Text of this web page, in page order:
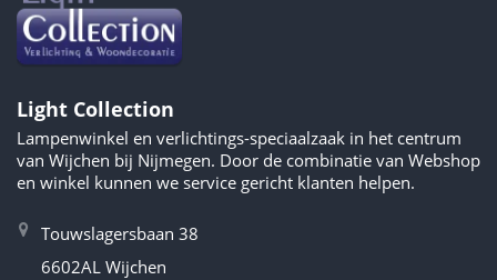
Light Collection
Lampenwinkel en verlichtings-speciaalzaak in het centrum
van Wijchen bij Nijmegen. Door de combinatie van Webshop
en winkel kunnen we service gericht klanten helpen.
Touwslagersbaan 38
6602AL Wijchen